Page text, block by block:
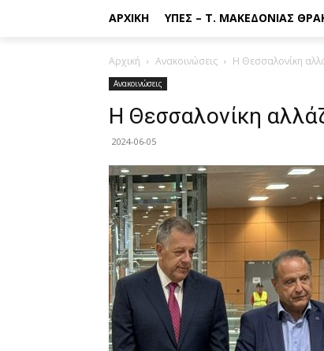
ΑΡΧΙΚΉ ΥΠΕΣ – Τ. ΜΑΚΕΔΟΝΊΑΣ
Αρχική Ανακοινώσεις Η Θεσσαλονίκη
Ανακοινώσεις
Η Θεσσαλονίκη
2024-06-05